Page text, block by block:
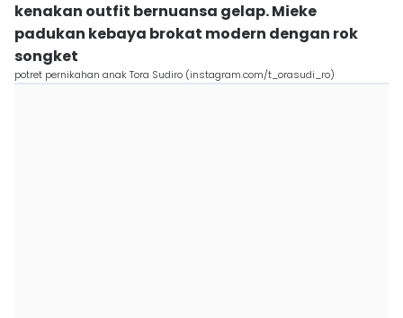
kenakan outfit bernuansa gelap. Mieke
padukan kebaya brokat modern dengan rok
songket
potret pernikahan anak Tora Sudiro (instagram.com/t_orasudi_ro)